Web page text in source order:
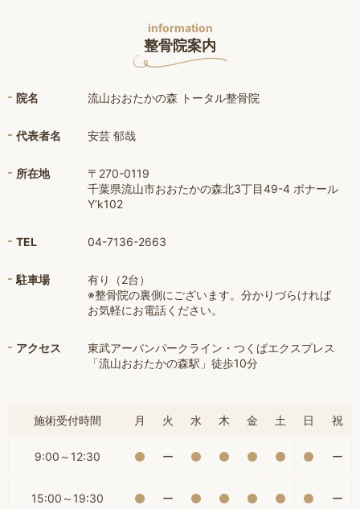
information
整骨院案内
院名 流山おおたかの森 トータル整骨院
代表者名 安芸 郁哉
所在地
〒270-0119
千葉県流山市おおたかの森北3丁目49-4 ボナール
Y’k102
TEL 04-7136-2663
駐車場
有り（2台）
※整骨院の裏側にございます。分かりづらければ
お気軽にお電話ください。
アクセス
東武アーバンパークライン・つくばエクスプレス
「流山おおたかの森駅」徒歩10分
施術受付時間 月 火 水 木 金 土 日 祝
9:00～12:30 ー ー
15:00～19:30 ー ー